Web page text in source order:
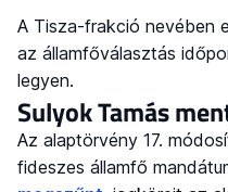
A Tisza-frakció nevében
az államfőválasztás
legyen.
Sulyok Tamás
Az alaptörvény 17.
fideszes államfő